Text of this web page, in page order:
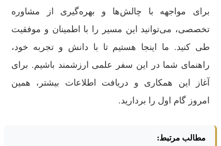
برای مواجهه با چالش‌ها و بهره‌گیری از مشاوره
تخصصی، می‌توانید این مسیر را با اطمینان و موفقیت
طی کنید. ما اینجا هستیم تا با دانش و تجربه خود،
راهنمای شما در این سفر علمی ارزشمند باشیم. برای
آغاز این همکاری و دریافت اطلاعات بیشتر، همین
امروز گام اول را بردارید.
مطالب مرتبط: